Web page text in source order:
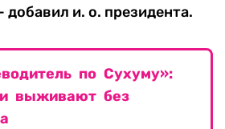
и. о. президента.
по Сухуму»:
выживают без